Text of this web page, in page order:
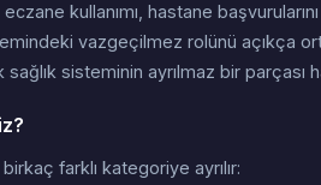
kullanımı, hastane
vazgeçilmez rolünü açıkça
sisteminin ayrılmaz bir parçası
farklı kategoriye ayrılır: